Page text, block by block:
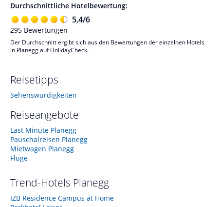
Durchschnittliche Hotelbewertung:
5,4/6
295 Bewertungen
Der Durchschnitt ergibt sich aus den Bewertungen der einzelnen Hotels
in Planegg auf HolidayCheck.
Reisetipps
Sehenswürdigkeiten
Reiseangebote
Last Minute Planegg
Pauschalreisen Planegg
Mietwagen Planegg
Flüge
Trend-Hotels Planegg
IZB Residence Campus at Home